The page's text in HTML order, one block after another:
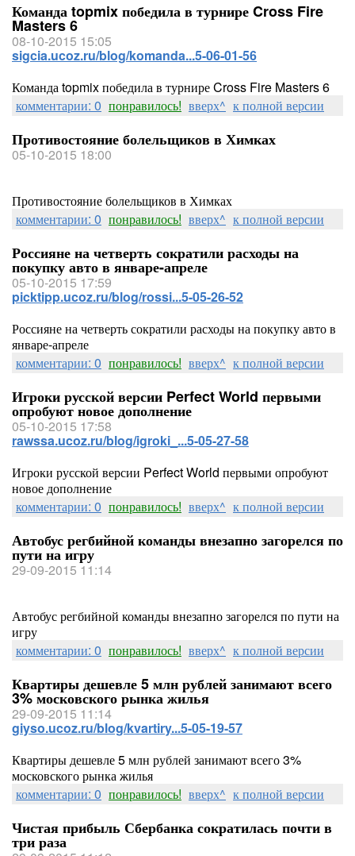
Команда topmix победила в турнире Cross Fire
Masters 6
08-10-2015 15:05
sigcia.ucoz.ru/blog/komanda...5-06-01-56
Команда topmix победила в турнире Cross Fire Masters 6
комментарии: 0 понравилось! вверх^ к полной версии
Противостояние болельщиков в Химках
05-10-2015 18:00
Противостояние болельщиков в Химках
комментарии: 0 понравилось! вверх^ к полной версии
Россияне на четверть сократили расходы на
покупку авто в январе-апреле
05-10-2015 17:59
picktipp.ucoz.ru/blog/rossi...5-05-26-52
Россияне на четверть сократили расходы на покупку авто в
январе-апреле
комментарии: 0 понравилось! вверх^ к полной версии
Игроки русской версии Perfect World первыми
опробуют новое дополнение
05-10-2015 17:58
rawssa.ucoz.ru/blog/igroki_...5-05-27-58
Игроки русской версии Perfect World первыми опробуют
новое дополнение
комментарии: 0 понравилось! вверх^ к полной версии
Автобус регбийной команды внезапно загорелся по
пути на игру
29-09-2015 11:14
Автобус регбийной команды внезапно загорелся по пути на
игру
комментарии: 0 понравилось! вверх^ к полной версии
Квартиры дешевле 5 млн рублей занимают всего
3% московского рынка жилья
29-09-2015 11:14
giyso.ucoz.ru/blog/kvartiry...5-05-19-57
Квартиры дешевле 5 млн рублей занимают всего 3%
московского рынка жилья
комментарии: 0 понравилось! вверх^ к полной версии
Чистая прибыль Сбербанка сократилась почти в
три раза